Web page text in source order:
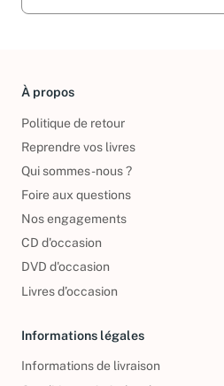
À propos
Politique de retour
Reprendre vos livres
Qui sommes-nous ?
Foire aux questions
Nos engagements
CD d'occasion
DVD d'occasion
Livres d’occasion
Informations légales
Informations de livraison